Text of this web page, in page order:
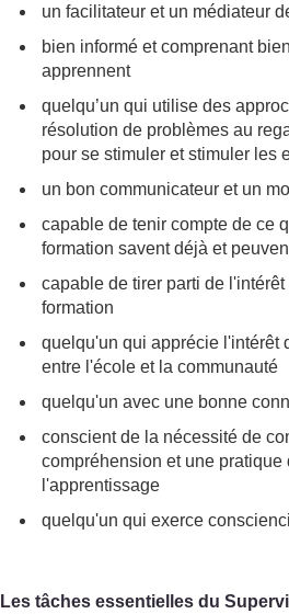
un facilitateur et un médiateur
bien informé et comprenant
apprennent
quelqu’un qui utilise des
résolution de problèmes au
pour se stimuler et stimuler les
un bon communicateur et un
capable de tenir compte de ce
formation savent déjà et
capable de tirer parti de
formation
quelqu'un qui apprécie l'intérêt
entre l'école et la communauté
quelqu'un avec une bonne
conscient de la nécessité de
compréhension et une
l'apprentissage
quelqu'un qui exerce
Les tâches essentielles du